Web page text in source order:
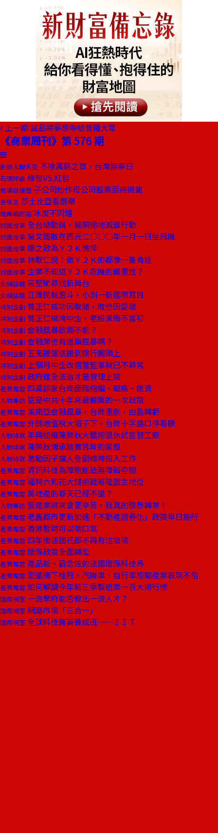
上一期 誠品將夢想帶給普羅大眾
《商業周刊》第 576 期
創辦人聊天室 不除萬惡之首，台灣無寧日
石頭評論 綠包VS.紅包
商場自慢塾 子公司炒作母公司股票亟待規範
去梯言 莎士比亞看選舉
總編輯的話 冰炭不同爐
封面故事 全台總動員，展開絕地滅蟲行動
封面故事 吳文國敢在西元二○○○年一月一日坐飛機
封面故事 康之政為Ｙ２Ｋ憔悴
封面故事 林獻仁說：做Ｙ２Ｋ的都像一隻青蛙
封面故事 企業不知道Ｙ２Ｋ危機的嚴重性？
火線話題 宋楚瑜尋找新舞台
火線話題 江澤民栽跟斗，小淵一新國際耳目
特別企劃 曾正仁成功因敢賭，敗也因愛賭
特別企劃 曾正仁搞垮中企，老股東悔不當初
特別企劃 金融風暴欲罷不能？
特別企劃 金融業也有連鎖風暴嗎？
特別企劃 五鬼搬運法搬到銀行團頭上
特別企劃 上個月中企改選董監事就已不尋常
特別企劃 政府健全法治才是管理上策
產業風雲 四萬餘家台商面臨縮編、關廠、撤資
人物專訪 這是中共十年來最嚴厲的一次政策
產業風雲 東南亞金融風暴，台商重創，由盈轉虧
產業風雲 外銷增值稅大帽子下，台商十字路口停看聽
人物特寫 年興紡織陳榮秋大膽用退休武官管工廠
人物特寫 陳榮秋傳承踏實苦幹的家風
人物特寫 激勵因子讓人全副精神投入工作
產業風雲 資訊科技為障胞創造無障礙空間
產業風雲 福特六和花大錢挑戰裕隆盟主地位
產業風雲 房地產的春天已經不遠？
人物專訪 營建業將來會更辛苦，我真的很想轉業！
產業風雲 老舊都市更新加速「不動產證券化」政策早日施行
產業風雲 香港暫時可以喘口氣
產業風雲 四年後法國花都不再有垃圾場
產業風雲 環保政策全面轉型
產業風雲 產品新、觀念炫的法國環保科技界
產業風雲 宏遠摘下桂冠，汽機車、自行車相關產業表現不俗
產業風雲 如何解讀今年前三季製造業一百大排行榜
國際視窗 一流學府能否教出一流人才？
國際視窗 網路市場「三合一」
國際視窗 全球科技菁英養成班——ＩＩＴ